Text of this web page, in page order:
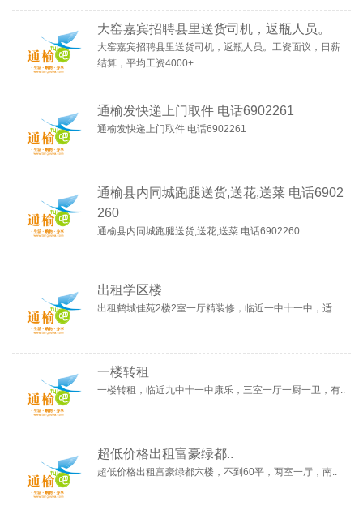
大窑嘉宾招聘县里送货司机，返瓶人员。
大窑嘉宾招聘县里送货司机，返瓶人员。工资面议，日薪
结算，平均工资4000+
通榆发快递上门取件 电话6902261
通榆发快递上门取件 电话6902261
通榆县内同城跑腿送货,送花,送菜 电话6902
260
通榆县内同城跑腿送货,送花,送菜 电话6902260
出租学区楼
出租鹤城佳苑2楼2室一厅精装修，临近一中十一中，适..
一楼转租
一楼转租，临近九中十一中康乐，三室一厅一厨一卫，有..
超低价格出租富豪绿都..
超低价格出租富豪绿都六楼，不到60平，两室一厅，南..